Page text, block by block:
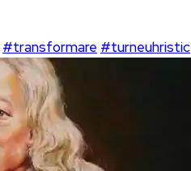
#transformare #turneuhristic